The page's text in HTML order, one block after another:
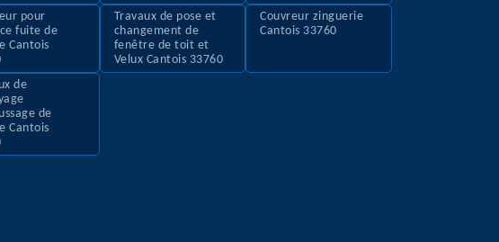
pour
fuite de
Cantois
Travaux de pose et
changement de
fenêtre de toit et
Velux Cantois 33760
Couvreur zinguerie
Cantois 33760
de
de
Cantois